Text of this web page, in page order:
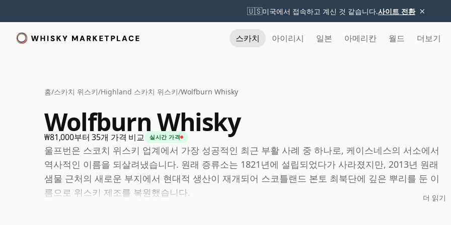
🇺🇸미국에서 접속하고 계신 것 같습니다.사이트 전환 ×
스카치 아이리시 일본 아메리칸 월드 더보기
홈/스카치 위스키/Highland 스카치 위스키/Wolfburn Whisky
Wolfburn Whisky
₩81,000부터 35개 가격 비교 실시간 가격
울프번은 스코치 위스키 업계에서 가장 성공적인 최근 부활 사례 중 하나로, 케이스네스의 서소에서
역사적인 이름을 되살려냈습니다. 원래 증류소는 1821년에 설립되었다가 사라졌지만, 2013년 원래
샘물 근처의 새로운 부지에서 현대적 생산이 재개되어 스코틀랜드 본토 최북단에 깊은 뿌리를 둔 이
름으로 위스키 제조를 복원했습니다.
더 읽기